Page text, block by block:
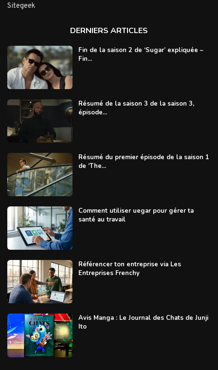
Sitegeek
DERNIERS ARTICLES
Fin de la saison 2 de ‘Sugar’ expliquée –
Fin...
Résumé de la saison 3 de la saison 3,
épisode...
Résumé du premier épisode de la saison 1
de ‘The...
Comment utiliser uegar pour gérer ta
santé au travail
Référencer ton entreprise via Les
Entreprises Frenchy
Avis Manga : Le Journal des Chats de Junji
Ito